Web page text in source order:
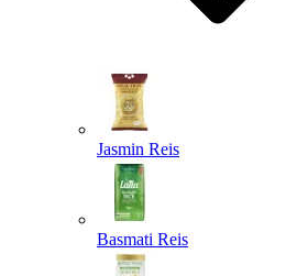
Jasmin Reis
Basmati Reis